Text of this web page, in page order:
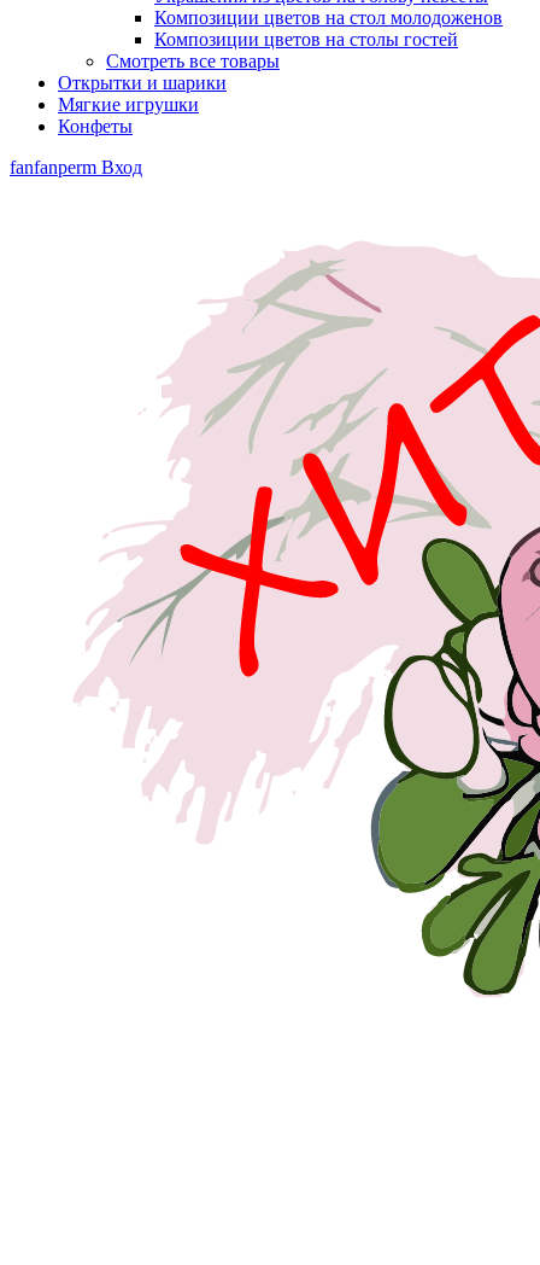
Композиции цветов на стол молодоженов
Композиции цветов на столы гостей
Смотреть все товары
Открытки и шарики
Мягкие игрушки
Конфеты
fanfanperm Вход